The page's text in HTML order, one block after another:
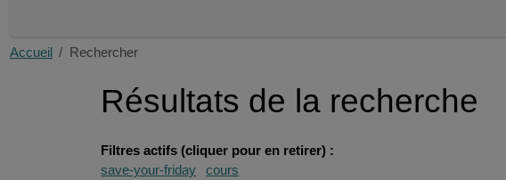
Accueil Rechercher
Résultats de la recherche
Filtres actifs (cliquer pour en retirer) :
save-your-friday
cours